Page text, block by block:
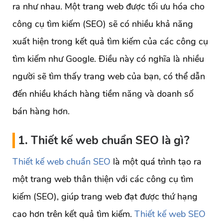
ra như nhau. Một trang web được tối ưu hóa cho
công cụ tìm kiếm (SEO) sẽ có nhiều khả năng
xuất hiện trong kết quả tìm kiếm của các công cụ
tìm kiếm như Google. Điều này có nghĩa là nhiều
người sẽ tìm thấy trang web của bạn, có thể dẫn
đến nhiều khách hàng tiềm năng và doanh số
bán hàng hơn.
1. Thiết kế web chuẩn SEO là gì?
Thiết kế web chuẩn SEO là một quá trình tạo ra
một trang web thân thiện với các công cụ tìm
kiếm (SEO), giúp trang web đạt được thứ hạng
cao hơn trên kết quả tìm kiếm. Thiết kế web SEO